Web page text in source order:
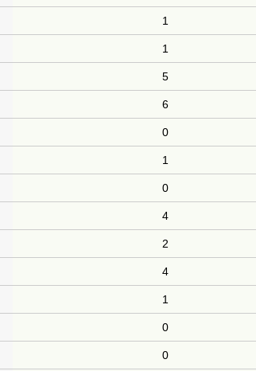
1
1
5
6
0
1
0
4
2
4
1
0
0